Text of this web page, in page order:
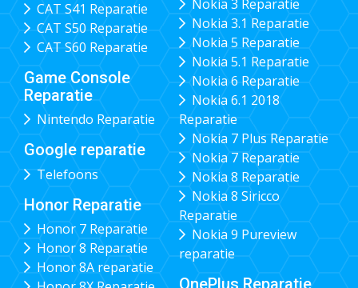
CAT S41 Reparatie
CAT S50 Reparatie
CAT S60 Reparatie
Game Console
Reparatie
Nintendo Reparatie
Google reparatie
Telefoons
Honor Reparatie
Honor 7 Reparatie
Honor 8 Reparatie
Honor 8A reparatie
Nokia 3 Reparatie
Nokia 3.1 Reparatie
Nokia 5 Reparatie
Nokia 5.1 Reparatie
Nokia 6 Reparatie
Nokia 6.1 2018
Reparatie
Nokia 7 Plus Reparatie
Nokia 7 Reparatie
Nokia 8 Reparatie
Nokia 8 Siricco
Reparatie
Nokia 9 Pureview
reparatie
OnePlus Reparatie